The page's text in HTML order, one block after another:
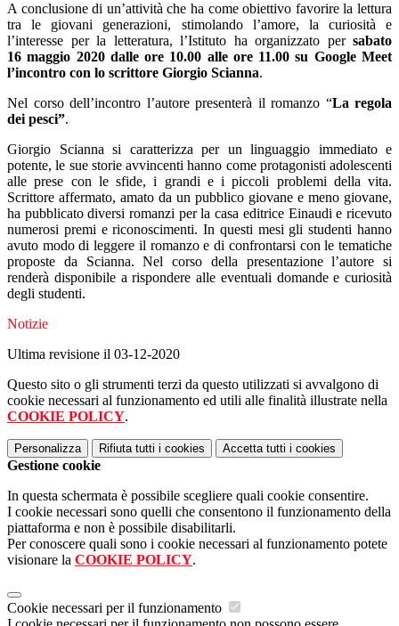
A conclusione di un’attività che ha come obiettivo favorire la lettura
tra le giovani generazioni, stimolando l’amore, la curiosità e
l’interesse per la letteratura, l’Istituto ha organizzato per sabato
16 maggio 2020 dalle ore 10.00 alle ore 11.00 su Google Meet
l’incontro con lo scrittore Giorgio Scianna.
Nel corso dell’incontro l’autore presenterà il romanzo “La regola
dei pesci”.
Giorgio Scianna si caratterizza per un linguaggio immediato e
potente, le sue storie avvincenti hanno come protagonisti adolescenti
alle prese con le sfide, i grandi e i piccoli problemi della vita.
Scrittore affermato, amato da un pubblico giovane e meno giovane,
ha pubblicato diversi romanzi per la casa editrice Einaudi e ricevuto
numerosi premi e riconoscimenti. In questi mesi gli studenti hanno
avuto modo di leggere il romanzo e di confrontarsi con le tematiche
proposte da Scianna. Nel corso della presentazione l’autore si
renderà disponibile a rispondere alle eventuali domande e curiosità
degli studenti.
Notizie
Ultima revisione il 03-12-2020
Questo sito o gli strumenti terzi da questo utilizzati si avvalgono di
cookie necessari al funzionamento ed utili alle finalità illustrate nella
COOKIE POLICY.
Personalizza Rifiuta tutti i cookies Accetta tutti i cookies
Gestione cookie
In questa schermata è possibile scegliere quali cookie consentire.
I cookie necessari sono quelli che consentono il funzionamento della
piattaforma e non è possibile disabilitarli.
Per conoscere quali sono i cookie necessari al funzionamento potete
visionare la COOKIE POLICY.
Cookie necessari per il funzionamento